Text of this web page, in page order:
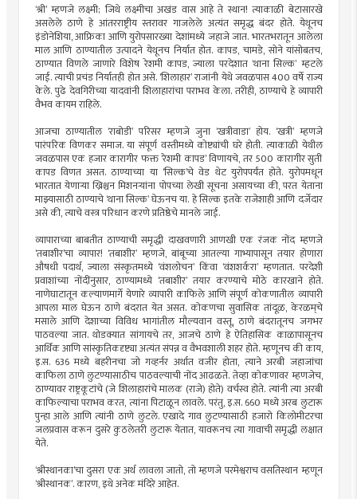
‌‘श्री‌’ म्हणजे लक्ष्मी; जिथे लक्ष्मीचा अखंड वास आहे ते स्थान! त्याकाळी बेटासारखे
असलेले ठाणे हे आंतरराष्ट्रीय स्तरावर गाजलेले अत्यंत समृद्ध बंदर होते. येथूनच
इंडोनेशिया, आफ्रिका आणि युरोपसारख्या देशांमध्ये जहाजे जात. भारतभरातून आलेला
माल आणि ठाण्यातील उत्पादने येथूनच निर्यात होत. कापड, चामडे, सोने यांसोबतच,
ठाण्यात विणले जाणारे विशेष रेशमी कापड, ज्याला परदेशात ‌‘थाना सिल्क‌’ म्हटले
जाई. त्याची प्रचंड निर्यातही होत असे. ‌‘शिलाहार‌’ राजांनी येथे जवळपास 400 वर्षे राज्य
केले. पुढे देवगिरीच्या यादवांनी शिलाहारांचा पराभव केला. तरीही, ठाण्याचे हे व्यापारी
वैभव कायम राहिले.
आजचा ठाण्यातील ‌‘राबोडी‌’ परिसर म्हणजे जुना ‌‘खत्रीवाडा‌’ होय. ‌‘खत्री‌’ म्हणजे
पारंपरिक विणकर समाज. या संपूर्ण वस्तीमध्ये कोष्ट्यांची घरे होती. त्याकाळी येथील
जवळपास एक हजार कारागीर फक्त ‌‘रेशमी कापड‌’ विणायचे, तर 500 कारागीर सुती
कापड विणत असत. ठाण्याच्या या ‌‘सिल्क‌’चे वेड थेट युरोपपर्यंत होते. युरोपमधून
भारतात येणाऱ्या ख्रिश्चन मिशनऱ्यांना पोपच्या लेखी सूचना असायच्या की, परत येताना
माझ्यासाठी ठाण्याचे ‌‘थाना सिल्क‌’ घेऊनच या. हे सिल्क इतके राजेशाही आणि दर्जेदार
असे की, त्याचे वस्त्र परिधान करणे प्रतिष्ठेचे मानले जाई.
व्यापाराच्या बाबतीत ठाण्याची समृद्धी दाखवणारी आणखी एक रंजक नोंद म्हणजे
‌‘तबाशीर‌’चा व्यापार! ‌‘तबाशीर‌’ म्हणजे, बांबूच्या आतल्या गाभ्यापासून तयार होणारा
औषधी पदार्थ, ज्याला संस्कृतमध्ये ‌‘वंशलोचन‌’ किंवा ‌‘वंशशर्करा‌’ म्हणतात. परदेशी
प्रवाशांच्या नोंदींनुसार, ठाण्यामध्ये ‌‘तबाशीर‌’ तयार करण्याचे मोठे कारखाने होते.
नाणेघाटातून कल्याणमार्गे येणारे व्यापारी काफिले आणि संपूर्ण कोकणातील व्यापारी
आपला माल घेऊन ठाणे बंदरात येत असत. कोकणचा सुवासिक तांदूळ, केरळम्‌चे
मसाले आणि देशाच्या विविध भागांतील मौल्यवान वस्तू, ठाणे बंदरातूनच जगभर
पाठवल्या जात. थोडक्यात सांगायचे तर, आजचे ठाणे हे ऐतिहासिक काळापासूनच
आर्थिक आणि सांस्कृतिकदृष्ट्या अत्यंत संपन्न व वैभवशाली शहर होते. म्हणूनच की काय,
इ.स. 636 मध्ये बहरीनचा जो गव्हर्नर अर्थात वजीर होता, त्याने अरबी जहाजांचा
काफिला ठाणे लुटण्यासाठीच पाठवल्याची नोंद आढळते. तेव्हा कोकणावर म्हणजेच,
ठाण्यावर राष्ट्रकूटांचे (जे शिलाहारांचे मालक (राजे) होते) वर्चस्व होते. त्यांनी त्या अरबी
काफिल्याचा पराभव करत, त्यांना पिटाळून लावले. परंतु, इ.स. 660 मध्ये अरब लुटारू
पुन्हा आले आणि त्यांनी ठाणे लुटले. एखादे गाव लुटण्यासाठी हजारो किलोमीटरचा
जलप्रवास करून दुसरे कुठलेतरी लुटारू येतात, यावरूनच त्या गावाची समृद्धी लक्षात
येते.
‌‘श्रीस्थानका‌’चा दुसरा एक अर्थ लावला जातो, तो म्हणजे परमेश्वराच वसतिस्थान म्हणून
‌‘श्रीस्थानक‌’. कारण, इथे अनेक मंदिरे आहेत.